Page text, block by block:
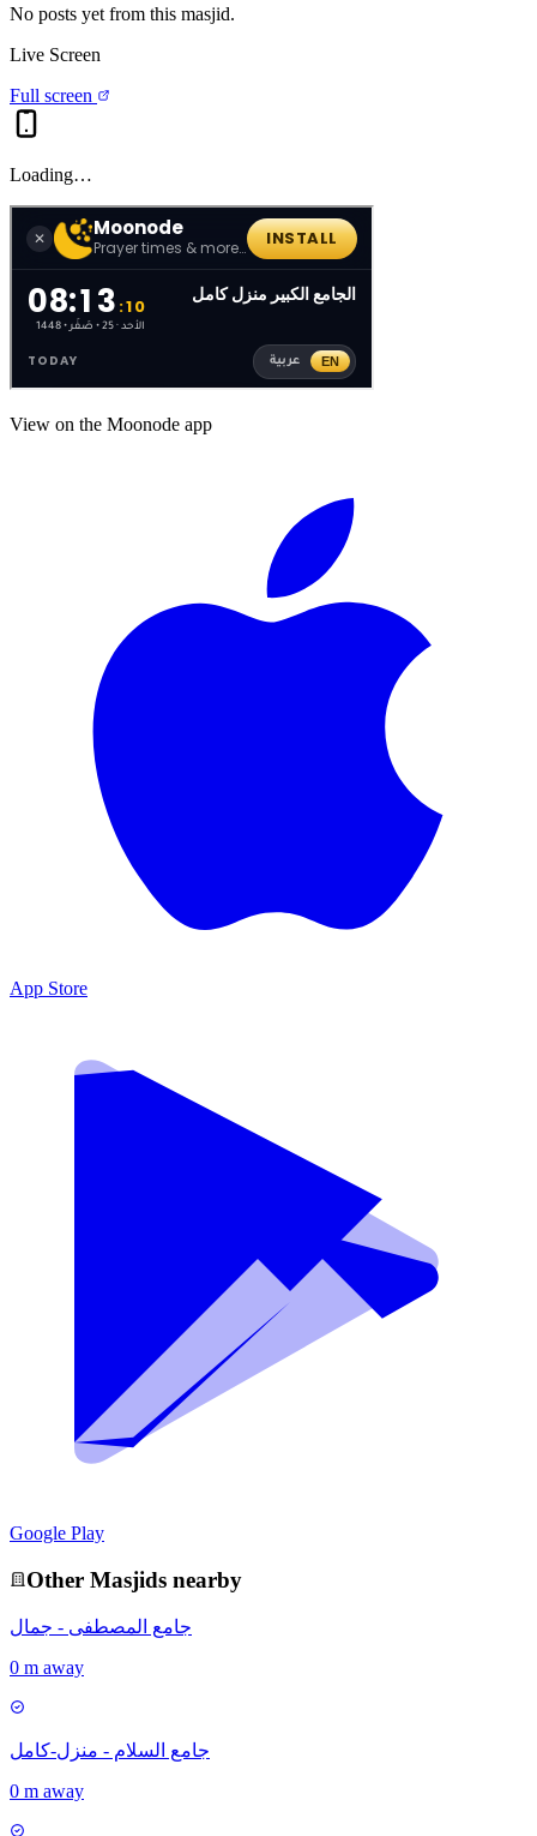
No posts yet from this masjid.
Live Screen
Full screen
Loading…
View on the Moonode app
App Store
Google Play
Other Masjids nearby
جامع المصطفى - جمال
0 m away
جامع السلام - منزل-كامل
0 m away